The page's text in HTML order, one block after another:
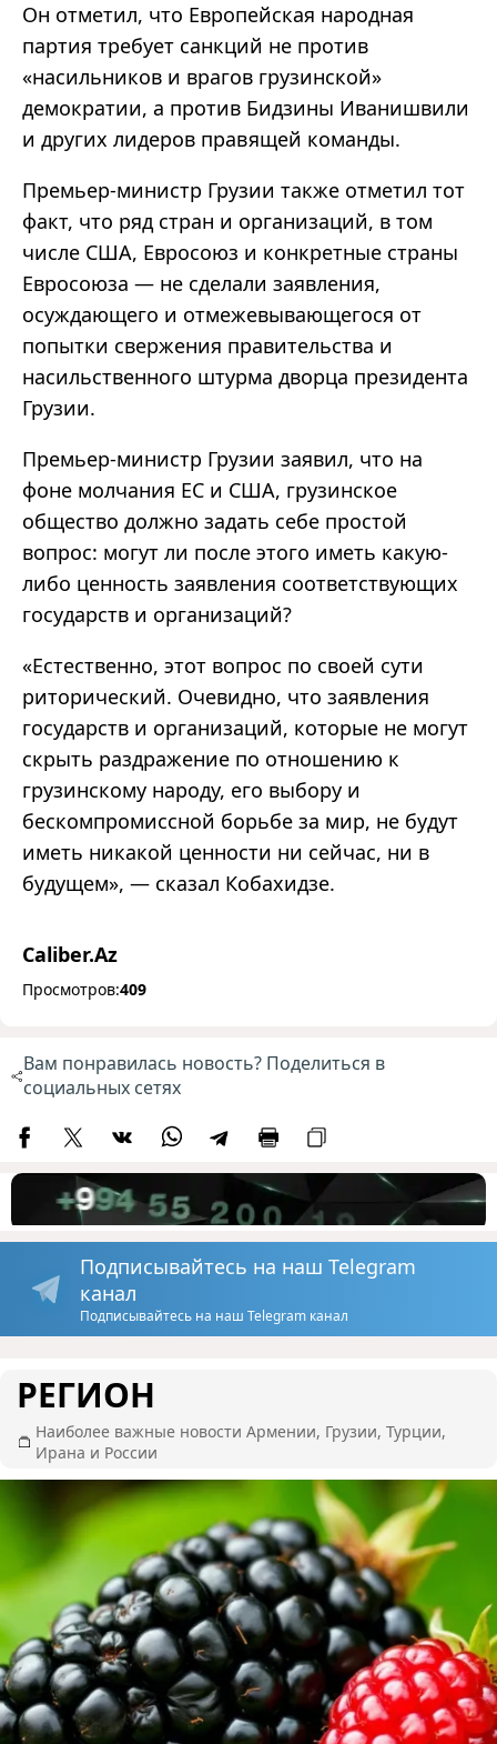
Он отметил, что Европейская народная
партия требует санкций не против
«насильников и врагов грузинской»
демократии, а против Бидзины Иванишвили
и других лидеров правящей команды.
Премьер-министр Грузии также отметил тот
факт, что ряд стран и организаций, в том
числе США, Евросоюз и конкретные страны
Евросоюза — не сделали заявления,
осуждающего и отмежевывающегося от
попытки свержения правительства и
насильственного штурма дворца президента
Грузии.
Премьер-министр Грузии заявил, что на
фоне молчания ЕС и США, грузинское
общество должно задать себе простой
вопрос: могут ли после этого иметь какую-
либо ценность заявления соответствующих
государств и организаций?
«Естественно, этот вопрос по своей сути
риторический. Очевидно, что заявления
государств и организаций, которые не могут
скрыть раздражение по отношению к
грузинскому народу, его выбору и
бескомпромиссной борьбе за мир, не будут
иметь никакой ценности ни сейчас, ни в
будущем», — сказал Кобахидзе.
Caliber.Az
Просмотров:409
Вам понравилась новость? Поделиться в
социальных сетях
Подписывайтесь на наш Telegram
канал
Подписывайтесь на наш Telegram канал
РЕГИОН
Наиболее важные новости Армении, Грузии, Турции,
Ирана и России